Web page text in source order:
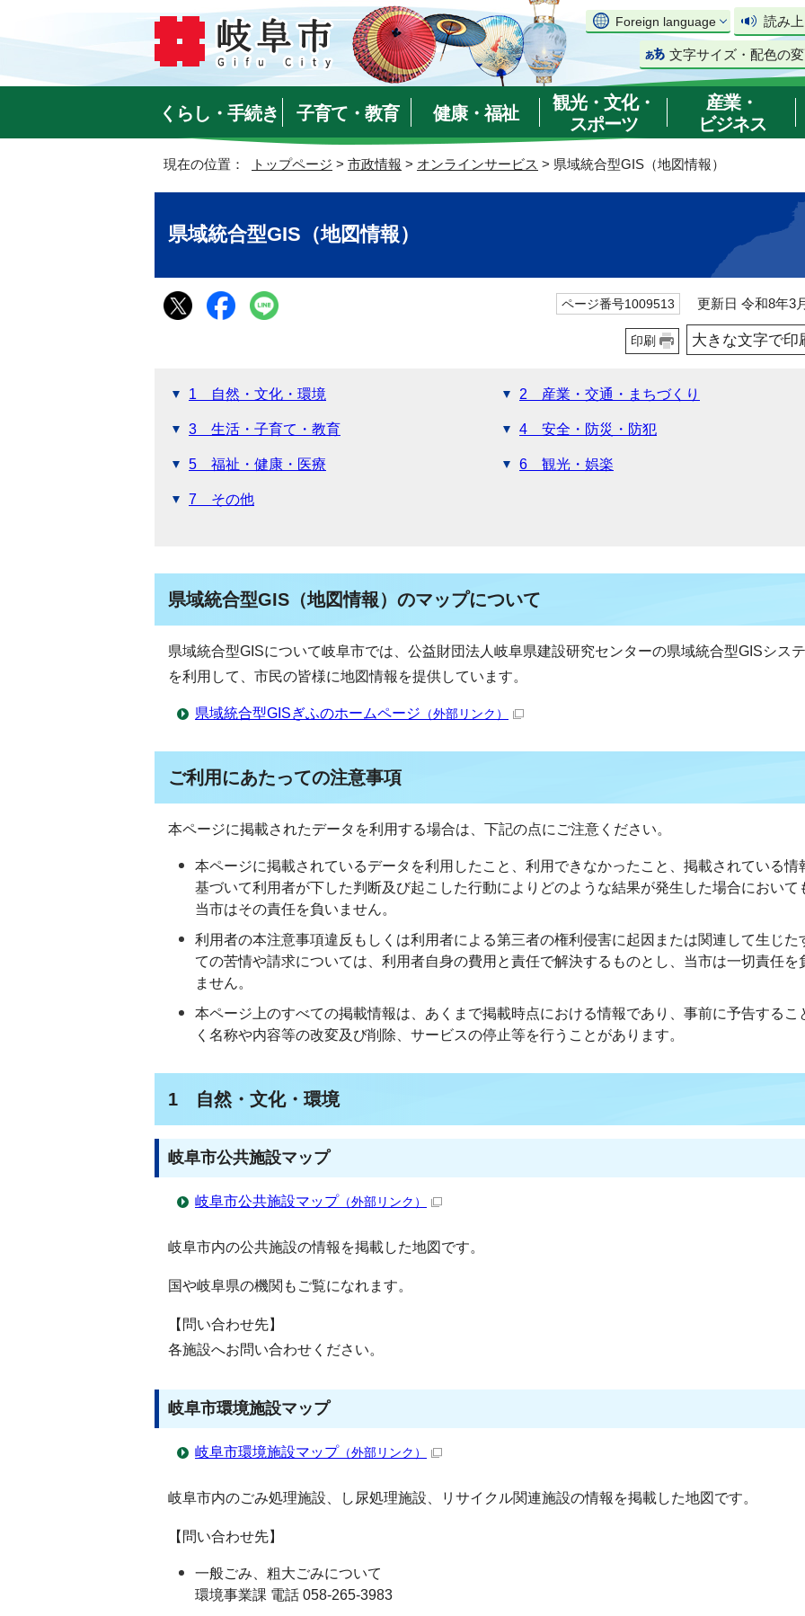
Foreign language 読み
文字サイズ・配色の
くらし・手続き 子育て・教育 健康・福祉
観光・文化・
スポーツ
産業・
ビジネス
現在の位置： トップページ > 市政情報 > オンラインサービス > 県域統合型GIS（地図情報）
県域統合型GIS（地図情報）
ページ番号1009513 更新日 令和8年3
印刷 大きな文字で印
1 自然・文化・環境 2 産業・交通・まちづくり
3 生活・子育て・教育 4 安全・防災・防犯
5 福祉・健康・医療 6 観光・娯楽
7 その他
県域統合型GIS（地図情報）のマップについて
県域統合型GISについて岐阜市では、公益財団法人岐阜県建設研究センターの県域統合型GISシス
を利用して、市民の皆様に地図情報を提供しています。
県域統合型GISぎふのホームページ （外部リンク）
ご利用にあたっての注意事項
本ページに掲載されたデータを利用する場合は、下記の点にご注意ください。
本ページに掲載されているデータを利用したこと、利用できなかったこと、掲載されている情
基づいて利用者が下した判断及び起こした行動によりどのような結果が発生した場合において
当市はその責任を負いません。
利用者の本注意事項違反もしくは利用者による第三者の権利侵害に起因または関連して生じた
ての苦情や請求については、利用者自身の費用と責任で解決するものとし、当市は一切責任を
ません。
本ページ上のすべての掲載情報は、あくまで掲載時点における情報であり、事前に予告するこ
く名称や内容等の改変及び削除、サービスの停止等を行うことがあります。
1 自然・文化・環境
岐阜市公共施設マップ
岐阜市公共施設マップ （外部リンク）
岐阜市内の公共施設の情報を掲載した地図です。
国や岐阜県の機関もご覧になれます。
【問い合わせ先】
各施設へお問い合わせください。
岐阜市環境施設マップ
岐阜市環境施設マップ （外部リンク）
岐阜市内のごみ処理施設、し尿処理施設、リサイクル関連施設の情報を掲載した地図です。
【問い合わせ先】
一般ごみ、粗大ごみについて
環境事業課 電話 058-265-3983